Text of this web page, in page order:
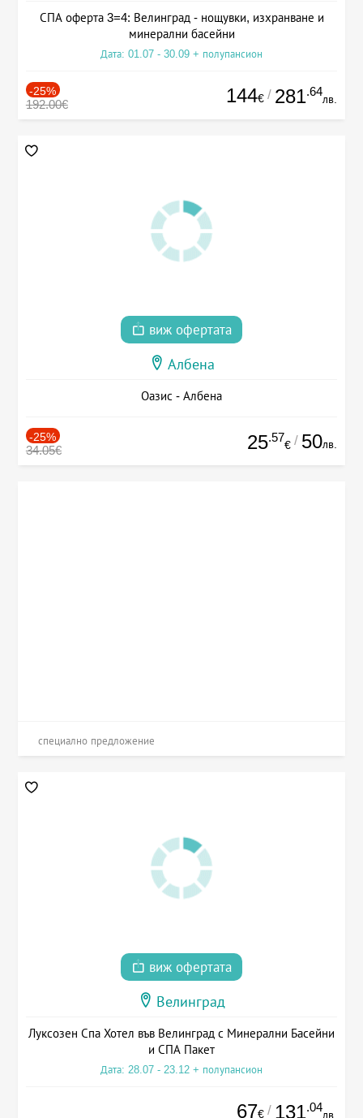
СПА оферта 3=4: Велинград - нощувки, изхранване и
минерални басейни
Дата: 01.07 - 30.09 + полупансион
-25%
192.00€ 144€ / 281.64
лв.
виж офертата
Албена
Оазис - Албена
-25%
34.05€ 25.57
€ / 50лв.
специално предложение
виж офертата
Велинград
Луксозен Спа Хотел във Велинград с Минерални Басейни
и СПА Пакет
Дата: 28.07 - 23.12 + полупансион
67€ / 131.04
лв.